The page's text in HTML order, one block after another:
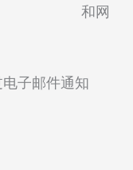
和网
子邮件通知